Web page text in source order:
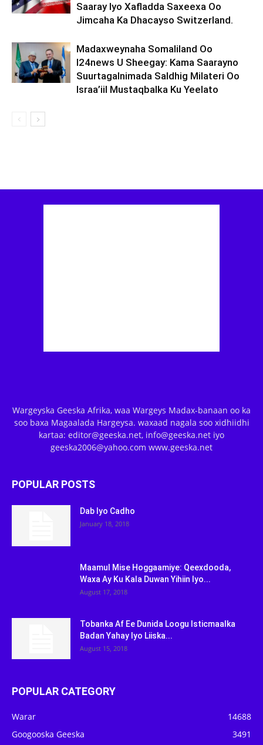
Saaray Iyo Xafladda Saxeexa Oo
Jimcaha Ka Dhacayso Switzerland.
Madaxweynaha Somaliland Oo
I24news U Sheegay: Kama Saarayno
Suurtagalnimada Saldhig Milateri Oo
Israa’iil Mustaqbalka Ku Yeelato
Wargeyska Geeska Afrika, waa Wargeys Madax-banaan oo ka
soo baxa Magaalada Hargeysa. waxaad nagala soo xidhiidhi
kartaa: editor@geeska.net, info@geeska.net iyo
geeska2006@yahoo.com www.geeska.net
POPULAR POSTS
Dab Iyo Cadho
January 18, 2018
Maamul Mise Hoggaamiye: Qeexdooda,
Waxa Ay Ku Kala Duwan Yihiin Iyo...
August 17, 2018
Tobanka Af Ee Dunida Loogu Isticmaalka
Badan Yahay Iyo Liiska...
August 15, 2018
POPULAR CATEGORY
Warar
14688
Googooska Geeska
3491